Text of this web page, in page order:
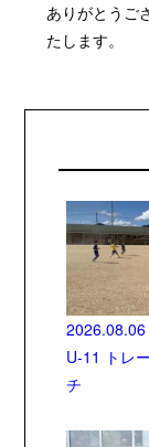
ありがとうご
たします。
2026.08.06
U-11 トレ
チ